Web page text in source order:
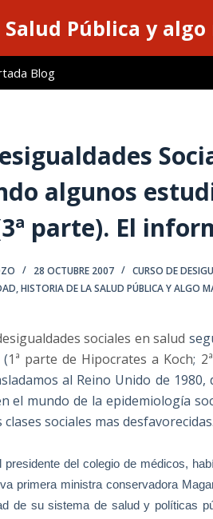
Salud Pública y algo
Blog
algunos
parte). El
28 OCTUBRE 2007 CURSO DE
,HISTORIA DE LA SALUD PÚBLICA Y ALGO
sociales en salud
1ª parte de Hipocrates a Koch;
al Reino Unido de
el mundo de la epidemiología
sociales mas desfavorecidas.
presidente del colegio de médicos,
primera ministra conservadora
de su sistema de salud y políticas